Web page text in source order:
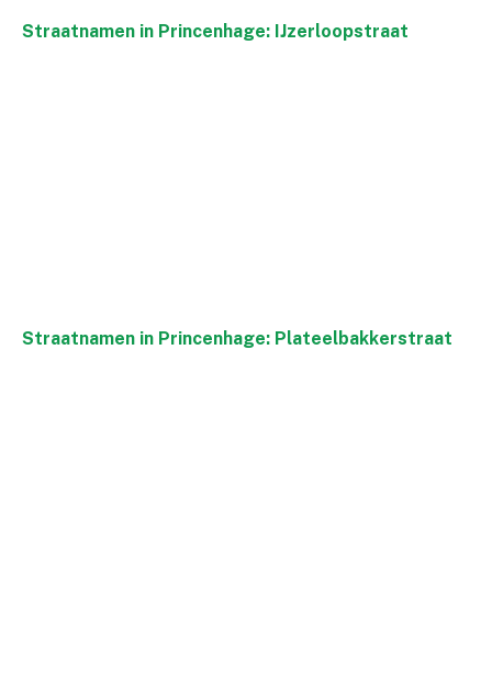
Straatnamen in Princenhage: IJzerloopstraat
Straatnamen in Princenhage: Plateelbakkerstraat